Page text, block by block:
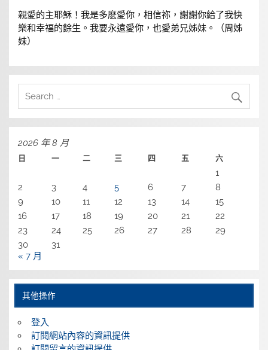
親愛的主耶穌！我是多麽愛你，相信祢，謝謝你給了我快
樂和幸福的餘生。我要永遠愛你，也愛弟兄姊妹。（周姊
妹）
2026 年 8 月
日 一 二 三 四 五 六
1
2
3 4 5 6 7
8
9
10 11 12 13 14
15
16
17 18 19 20 21
22
23
24 25 26 27 28
29
30
31
« 7 月
其他操作
登入
訂閱網站內容的資訊提供